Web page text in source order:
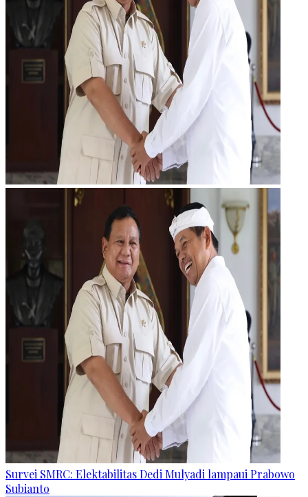
Survei SMRC: Elektabilitas Dedi Mulyadi lampaui Prabowo
Subianto